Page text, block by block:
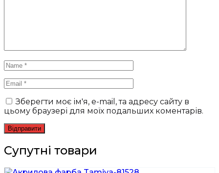
Зберегти моє ім'я, e-mail, та адресу сайту в
цьому браузері для моїх подальших коментарів.
Супутні товари